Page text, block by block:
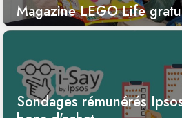
Magazine LEGO Life
Sondages rémunérés